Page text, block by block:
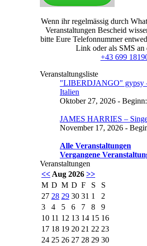
Wenn ihr regelmässig durch
Veranstaltungen Bescheid
bitte Eure Telefonnummer
Link oder als SMS an
+43 699
Veranstaltungsliste
"LIBERDJANGO" gypsy
Italien
Oktober 27, 2026 -
JAMES HARRIES –
November 17, 2026 -
Alle Veranstaltungen
Vergangene
Veranstaltungen
<< Aug 2026 >>
M D M D F S
S
27 28 29 30 31 1
2
3
4 5 6 7 8
9
10 11 12 13 14 15 16
17 18 19 20 21 22 23
24 25 26 27 28 29 30